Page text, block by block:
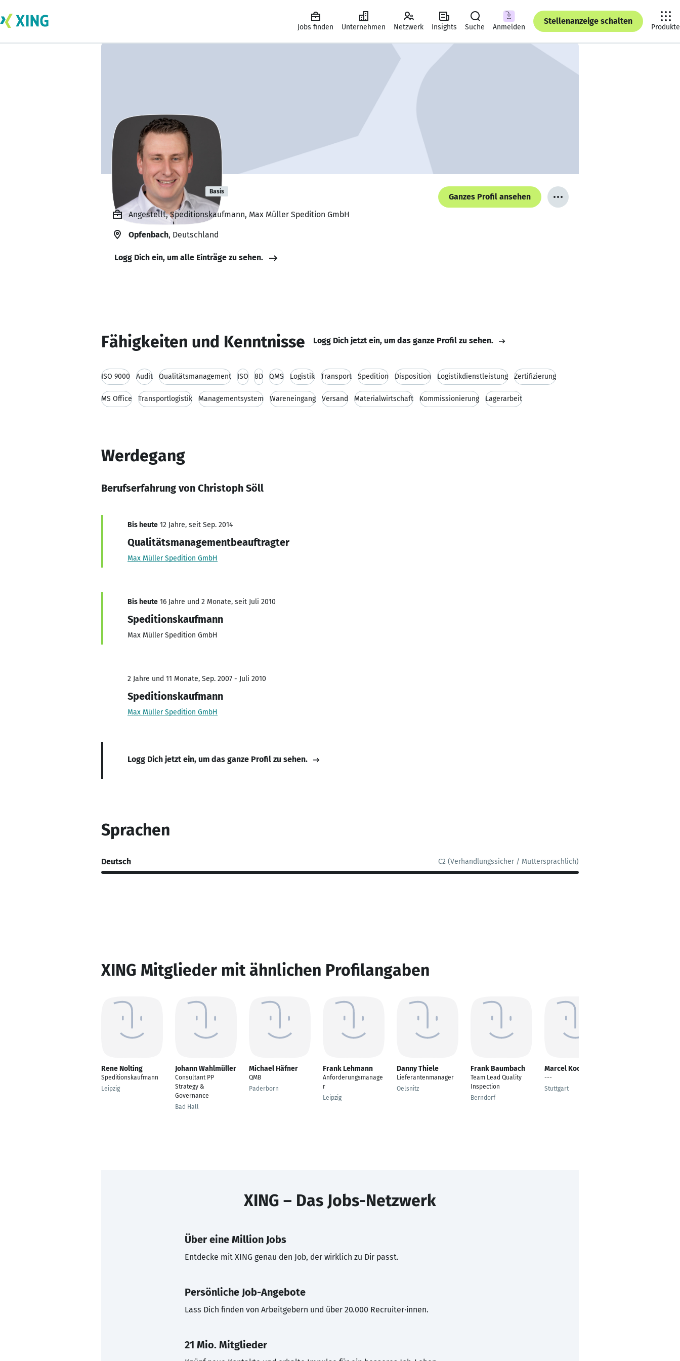
Jobs finden Unternehmen Netzwerk Insights Suche Anmelden
Stellenanzeige schalten
Produkte
Christoph Söll Basis
Ganzes Profil ansehen
Angestellt, Speditionskaufmann, Max Müller Spedition GmbH
Opfenbach, Deutschland
Logg Dich ein, um alle Einträge zu sehen.
Fähigkeiten und Kenntnisse Logg Dich jetzt ein, um das ganze Profil zu sehen.
ISO 9000 Audit Qualitätsmanagement ISO 8D QMS Logistik Transport Spedition Disposition Logistikdienstleistung Zertifizierung
MS Office Transportlogistik Managementsystem Wareneingang Versand Materialwirtschaft Kommissionierung Lagerarbeit
Werdegang
Berufserfahrung von Christoph Söll
Bis heute 12 Jahre, seit Sep. 2014
Qualitätsmanagementbeauftragter
Max Müller Spedition GmbH
Bis heute 16 Jahre und 2 Monate, seit Juli 2010
Speditionskaufmann
Max Müller Spedition GmbH
2 Jahre und 11 Monate, Sep. 2007 - Juli 2010
Speditionskaufmann
Max Müller Spedition GmbH
Logg Dich jetzt ein, um das ganze Profil zu sehen.
Sprachen
Deutsch C2 (Verhandlungssicher / Muttersprachlich)
XING Mitglieder mit ähnlichen Profilangaben
Rene Nolting
Speditionskaufmann
Leipzig
Johann Wahlmüller
Consultant PP
Strategy &
Governance
Bad Hall
Michael Häfner
QMB
Paderborn
Frank Lehmann
Anforderungsmanage
r
Leipzig
Danny Thiele
Lieferantenmanager
Oelsnitz
Frank Baumbach
Team Lead Quality
Inspection
Berndorf
Marcel Koch
---
Stuttgart
XING – Das Jobs-Netzwerk
Über eine Million Jobs
Entdecke mit XING genau den Job, der wirklich zu Dir passt.
Persönliche Job-Angebote
Lass Dich finden von Arbeitgebern und über 20.000 Recruiter·innen.
21 Mio. Mitglieder